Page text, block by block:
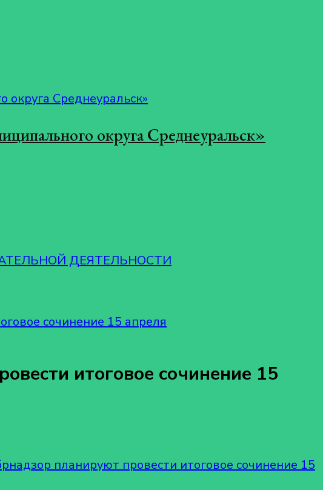
округа Среднеуральск»
ДЕЯТЕЛЬНОСТИ
сочинение 15 апреля
итоговое сочинение 15
планируют провести итоговое сочинение 15